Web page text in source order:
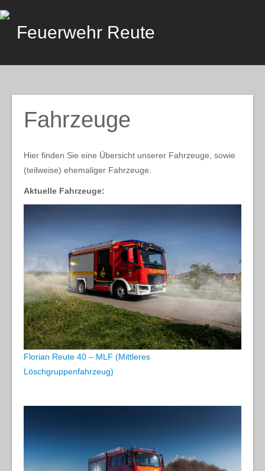
to
contentFeuerwehr Reute
Fahrzeuge
Hier finden Sie eine Übersicht unserer Fahrzeuge, sowie
(teilweise) ehemaliger Fahrzeuge.
Aktuelle Fahrzeuge:
Florian Reute 40 – MLF (Mittleres
Löschgruppenfahrzeug)